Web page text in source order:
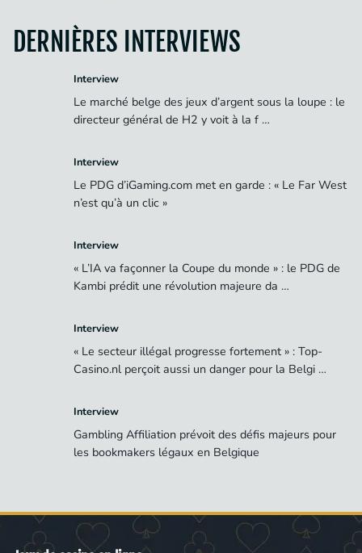
DERNIÈRES INTERVIEWS
Interview
Le marché belge des jeux d’argent sous la loupe : le
directeur général de H2 y voit à la f …
Interview
Le PDG d’iGaming.com met en garde : « Le Far West
n’est qu’à un clic »
Interview
« L’IA va façonner la Coupe du monde » : le PDG de
Kambi prédit une révolution majeure da …
Interview
« Le secteur illégal progresse fortement » : Top-
Casino.nl perçoit aussi un danger pour la Belgi …
Interview
Gambling Affiliation prévoit des défis majeurs pour
les bookmakers légaux en Belgique